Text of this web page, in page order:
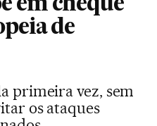
em cheque
de
primeira vez, sem
os ataques